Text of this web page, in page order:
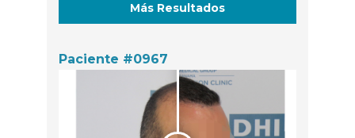
Más Resultados
Paciente #0967